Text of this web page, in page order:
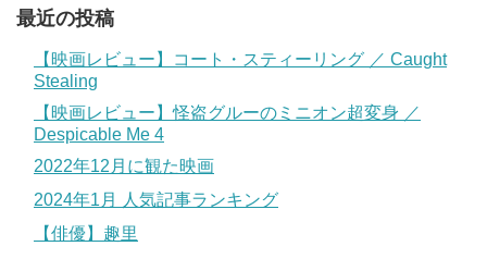
最近の投稿
【映画レビュー】コート・スティーリング ／ Caught
Stealing
【映画レビュー】怪盗グルーのミニオン超変身 ／
Despicable Me 4
2022年12月に観た映画
2024年1月 人気記事ランキング
【俳優】趣里